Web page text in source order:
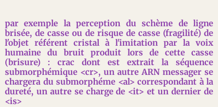
par exemple la perception du schème de ligne
brisée, de casse ou de risque de casse (fragilité) de
l'objet référent cristal à l'imitation par la voix
humaine du bruit produit lors de cette casse
(brisure) : crac dont est extrait la séquence
submorphémique <cr>, un autre ARN messager se
chargera du submorphéme <al> correspondant à la
dureté, un autre se charge de <it> et un dernier de
<is>